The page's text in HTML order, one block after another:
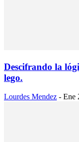
Descifrando la
lego.
Lourdes Mendez - Ene